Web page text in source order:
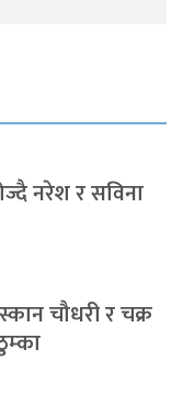
नरेश र सविना
चौधरी र चक्र